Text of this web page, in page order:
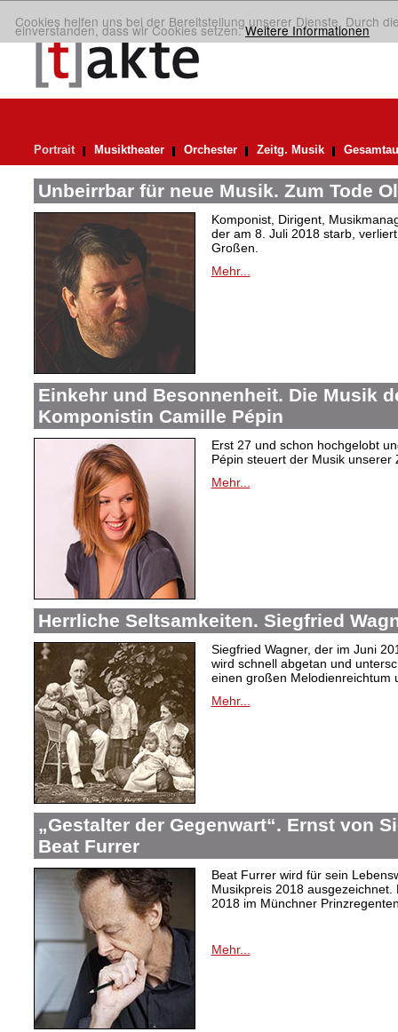
Cookies helfen uns bei der Bereitstellung unserer Dienste. Durch
einverstanden, dass wir Cookies setzen.Weitere Informationen
Portrait Musiktheater Orchester Zeitg. Musik
Unbeirrbar für neue Musik. Zum Tode
Komponist, Dirigent,
der am 8. Juli 2018 starb,
Großen.
Mehr...
Einkehr und Besonnenheit. Die Musik
Komponistin Camille Pépin
Erst 27 und schon hochgelobt
Pépin steuert der Musik unserer
Mehr...
Herrliche Seltsamkeiten. Siegfried
Siegfried Wagner, der im Juni
wird schnell abgetan und
einen großen Melodienreichtum
Mehr...
„Gestalter der Gegenwart“. Ernst von
Beat Furrer
Beat Furrer wird für sein
Musikpreis 2018
2018 im Münchner
Mehr...